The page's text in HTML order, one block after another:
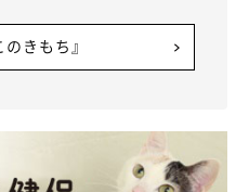
も狙っちゃう
きもち』